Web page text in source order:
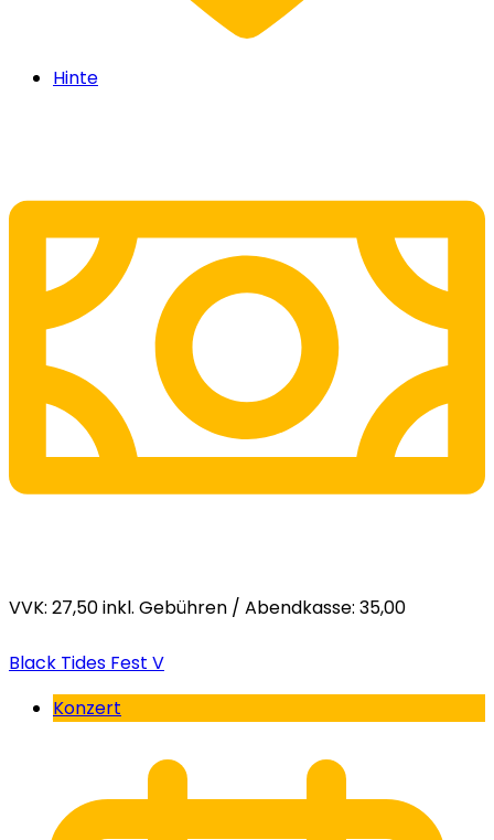
Hinte
VVK: 27,50 inkl. Gebühren / Abendkasse: 35,00
Black Tides Fest V
Konzert